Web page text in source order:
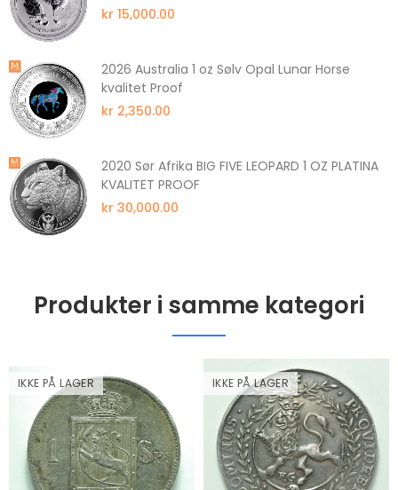
kr 15,000.00
2026 Australia 1 oz Sølv Opal Lunar Horse
kvalitet Proof
kr 2,350.00
2020 Sør Afrika BIG FIVE LEOPARD 1 OZ PLATINA
KVALITET PROOF
kr 30,000.00
Produkter i samme kategori
IKKE PÅ LAGER IKKE PÅ LAGER